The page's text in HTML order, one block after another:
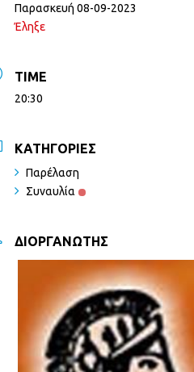
Παρασκευή 08-09-2023
Έληξε
TIME
20:30
ΚΑΤΗΓΟΡΊΕΣ
Παρέλαση
Συναυλία
ΔΙΟΡΓΑΝΩΤΉΣ